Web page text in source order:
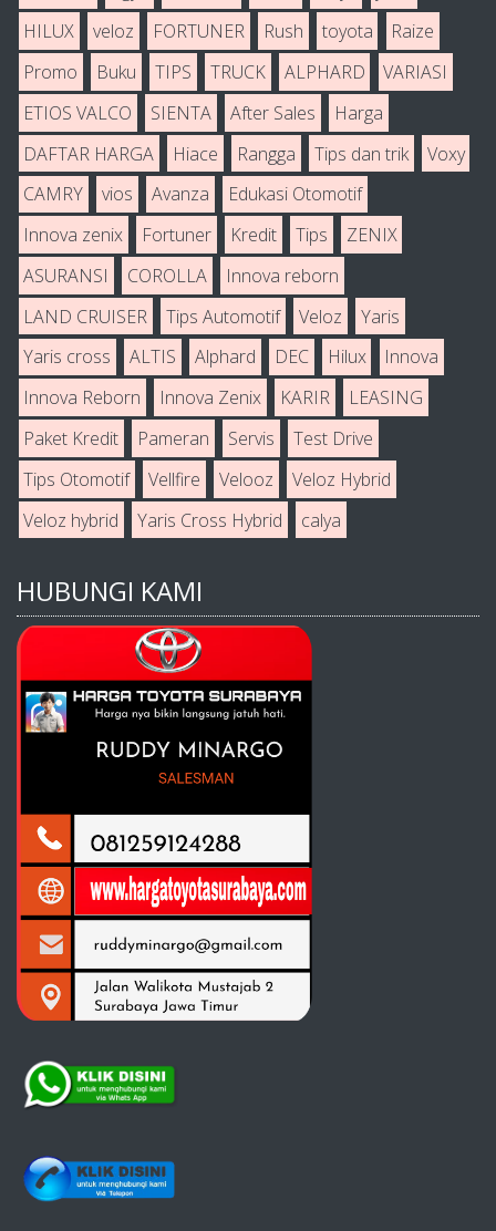
HILUX
veloz FORTUNER Rush toyota
Raize
Promo
Buku TIPS TRUCK ALPHARD
VARIASI
ETIOS VALCO
SIENTA After Sales
Harga
DAFTAR HARGA
Hiace Rangga Tips dan trik
Voxy
CAMRY
vios Avanza
Edukasi Otomotif
Innova zenix
Fortuner Kredit Tips
ZENIX
ASURANSI
COROLLA
Innova reborn
LAND CRUISER
Tips Automotif Veloz
Yaris
Yaris cross
ALTIS Alphard DEC Hilux
Innova
Innova Reborn
Innova Zenix KARIR
LEASING
Paket Kredit
Pameran Servis
Test Drive
Tips Otomotif
Vellfire Velooz
Veloz Hybrid
Veloz hybrid
Yaris Cross Hybrid calya
HUBUNGI KAMI